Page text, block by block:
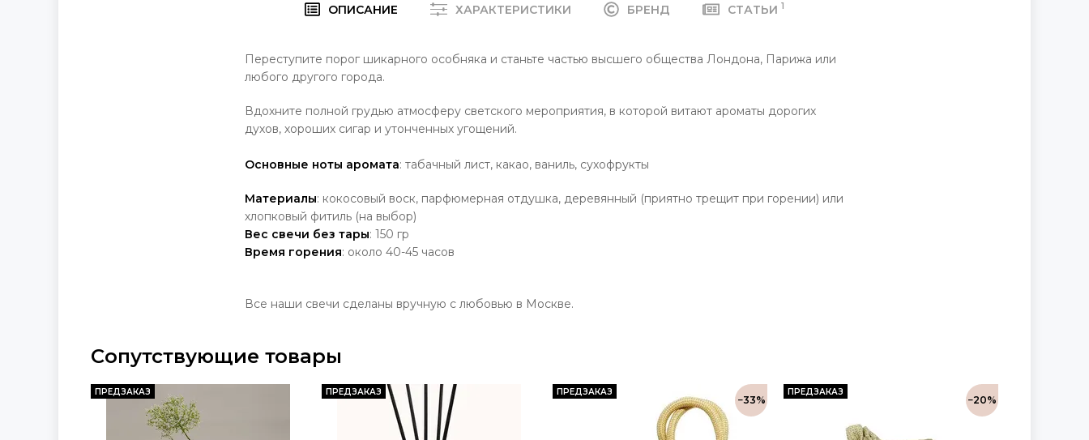
ОПИСАНИЕ ХАРАКТЕРИСТИКИ БРЕНД СТАТЬИ 1
Переступите порог шикарного особняка и станьте частью высшего общества Лондона, Парижа или
любого другого города.
Вдохните полной грудью атмосферу светского мероприятия, в которой витают ароматы дорогих
духов, хороших сигар и утонченных угощений.
Основные ноты аромата: табачный лист, какао, ваниль, сухофрукты
Материалы: кокосовый воск, парфюмерная отдушка, деревянный (приятно трещит при горении) или
хлопковый фитиль (на выбор)
Вес свечи без тары: 150 гр
Время горения: около 40-45 часов
Все наши свечи сделаны вручную с любовью в Москве.
Сопутствующие товары
ПРЕДЗАКАЗ ПРЕДЗАКАЗ ПРЕДЗАКАЗ
−33%
ПРЕДЗАКАЗ
−20%